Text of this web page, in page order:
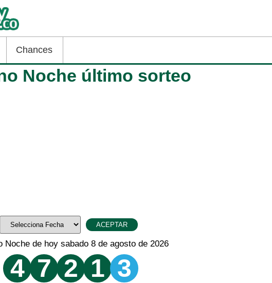
Chances
Noche último sorteo
Noche de hoy sabado 8 de agosto de 2026
4 7 2 1 3